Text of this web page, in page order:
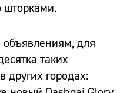
шторками.
объявлениям, для
таких
других городах: